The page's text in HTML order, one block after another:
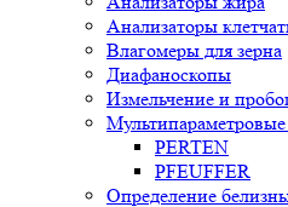
Анализаторы
Влагомеры для зерна
Диафаноскопы
Измельчение и
PERTEN
PFEUFFER
Определение